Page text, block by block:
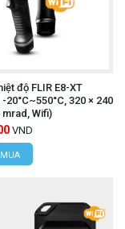
hình LCD sẽ
độ của vật
nhiệt, video
nhớ máy hoặc
T UT216C
độ FLIR E8-XT
20°C~550°C, 320 × 240
Wifi)
VND